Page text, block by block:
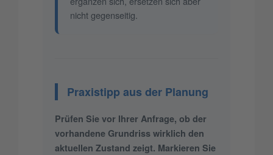
nicht gegenseitig.
Praxistipp aus der Planung
Prüfen Sie vor Ihrer Anfrage, ob der
vorhandene Grundriss wirklich den
aktuellen Zustand zeigt. Markieren Sie